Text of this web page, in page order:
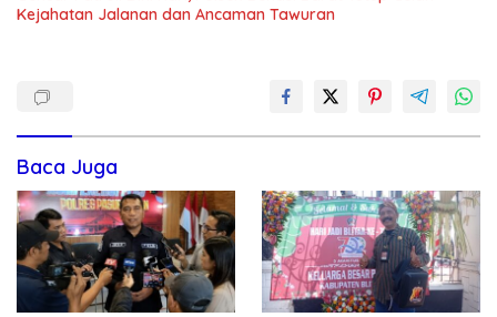
Kejahatan Jalanan dan Ancaman Tawuran
Baca Juga